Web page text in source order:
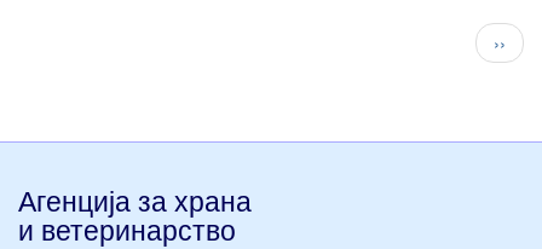
››
Агенција за храна
и ветеринарство